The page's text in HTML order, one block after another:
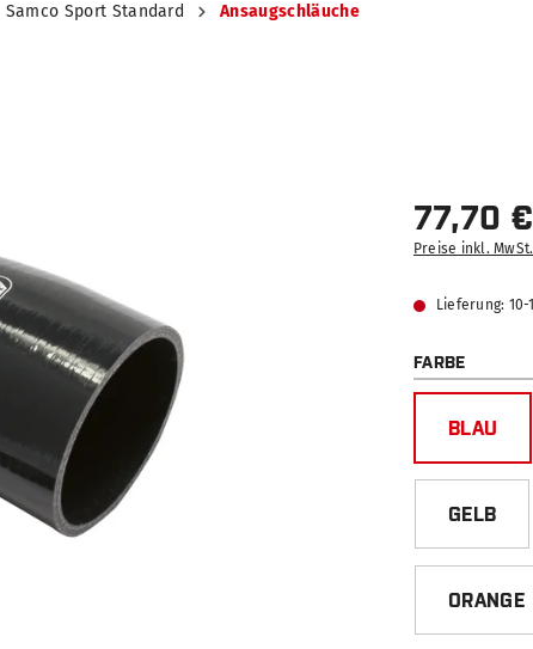
Samco Sport Standard Ansaugschläuche
77,70
Preise inkl.
Lieferung: 10-
FARBE
BLAU
GELB
ORANGE